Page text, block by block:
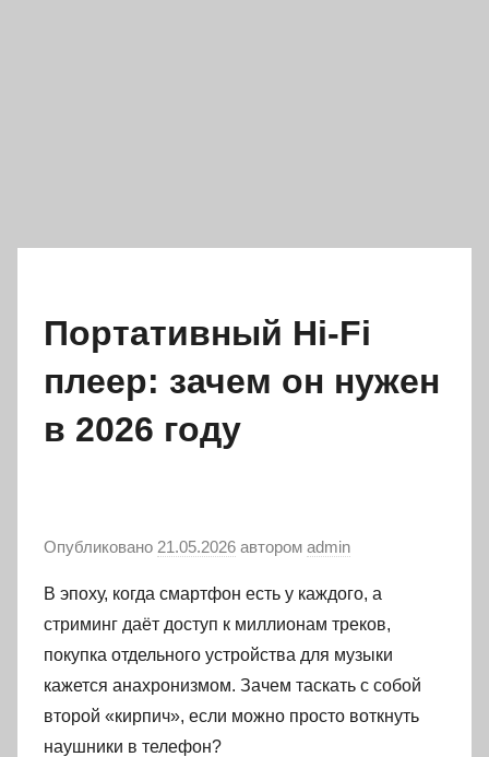
Портативный Hi-Fi
плеер: зачем он нужен
в 2026 году
Опубликовано 21.05.2026 автором admin
В эпоху, когда смартфон есть у каждого, а
стриминг даёт доступ к миллионам треков,
покупка отдельного устройства для музыки
кажется анахронизмом. Зачем таскать с собой
второй «кирпич», если можно просто воткнуть
наушники в телефон?